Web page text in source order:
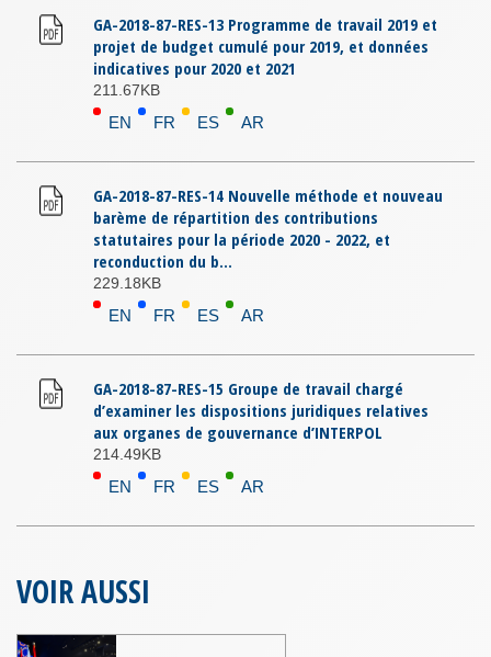
GA-2018-87-RES-13 Programme de travail 2019 et
projet de budget cumulé pour 2019, et données
indicatives pour 2020 et 2021
211.67KB
EN FR ES AR
GA-2018-87-RES-14 Nouvelle méthode et nouveau
barème de répartition des contributions
statutaires pour la période 2020 - 2022, et
reconduction du b...
229.18KB
EN FR ES AR
GA-2018-87-RES-15 Groupe de travail chargé
d’examiner les dispositions juridiques relatives
aux organes de gouvernance d’INTERPOL
214.49KB
EN FR ES AR
VOIR AUSSI